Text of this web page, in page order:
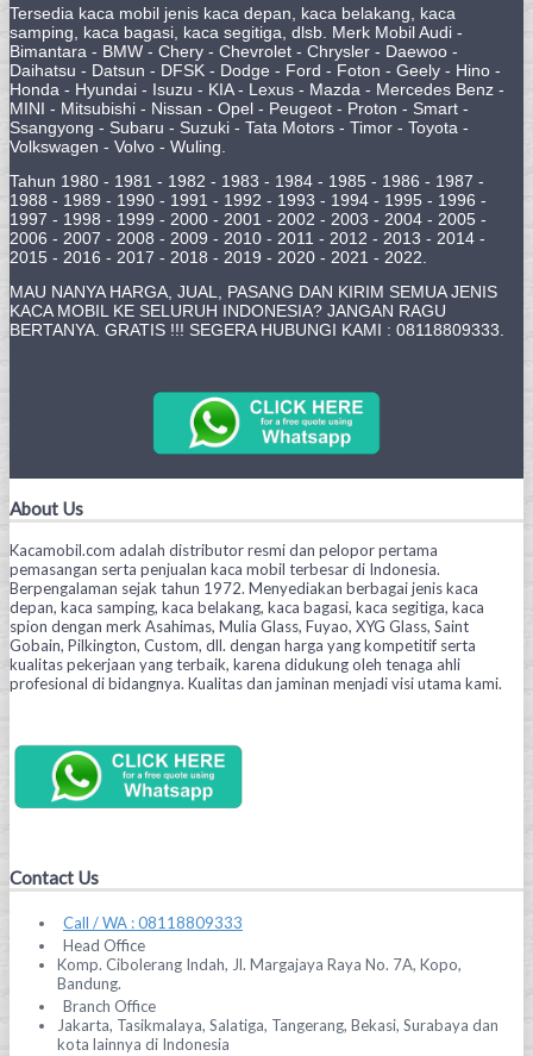
Tersedia kaca mobil jenis kaca depan, kaca belakang, kaca
samping, kaca bagasi, kaca segitiga, dlsb. Merk Mobil Audi -
Bimantara - BMW - Chery - Chevrolet - Chrysler - Daewoo -
Daihatsu - Datsun - DFSK - Dodge - Ford - Foton - Geely - Hino -
Honda - Hyundai - Isuzu - KIA - Lexus - Mazda - Mercedes Benz -
MINI - Mitsubishi - Nissan - Opel - Peugeot - Proton - Smart -
Ssangyong - Subaru - Suzuki - Tata Motors - Timor - Toyota -
Volkswagen - Volvo - Wuling.
Tahun 1980 - 1981 - 1982 - 1983 - 1984 - 1985 - 1986 - 1987 -
1988 - 1989 - 1990 - 1991 - 1992 - 1993 - 1994 - 1995 - 1996 -
1997 - 1998 - 1999 - 2000 - 2001 - 2002 - 2003 - 2004 - 2005 -
2006 - 2007 - 2008 - 2009 - 2010 - 2011 - 2012 - 2013 - 2014 -
2015 - 2016 - 2017 - 2018 - 2019 - 2020 - 2021 - 2022.
MAU NANYA HARGA, JUAL, PASANG DAN KIRIM SEMUA JENIS
KACA MOBIL KE SELURUH INDONESIA? JANGAN RAGU
BERTANYA. GRATIS !!! SEGERA HUBUNGI KAMI : 08118809333.
About Us
Kacamobil.com adalah distributor resmi dan pelopor pertama
pemasangan serta penjualan kaca mobil terbesar di Indonesia.
Berpengalaman sejak tahun 1972. Menyediakan berbagai jenis kaca
depan, kaca samping, kaca belakang, kaca bagasi, kaca segitiga, kaca
spion dengan merk Asahimas, Mulia Glass, Fuyao, XYG Glass, Saint
Gobain, Pilkington, Custom, dll. dengan harga yang kompetitif serta
kualitas pekerjaan yang terbaik, karena didukung oleh tenaga ahli
profesional di bidangnya. Kualitas dan jaminan menjadi visi utama kami.
Contact Us
Call / WA : 08118809333
Head Office
Komp. Cibolerang Indah, Jl. Margajaya Raya No. 7A, Kopo,
Bandung.
Branch Office
Jakarta, Tasikmalaya, Salatiga, Tangerang, Bekasi, Surabaya dan
kota lainnya di Indonesia